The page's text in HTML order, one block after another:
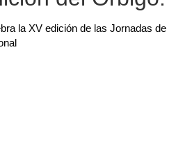
la XV edición de las Jornadas de